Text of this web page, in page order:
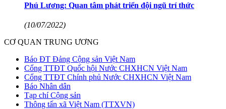
Phú Lương: Quan tâm phát triển đội ngũ trí thức
(10/07/2022)
CƠ QUAN TRUNG ƯƠNG
Báo ĐT Đảng Cộng sản Việt Nam
Cổng TTĐT Quốc hội Nước CHXHCN Việt Nam
Cổng TTĐT Chính phủ Nước CHXHCN Việt Nam
Báo Nhân dân
Tạp chí Cộng sản
Thông tấn xã Việt Nam (TTXVN)